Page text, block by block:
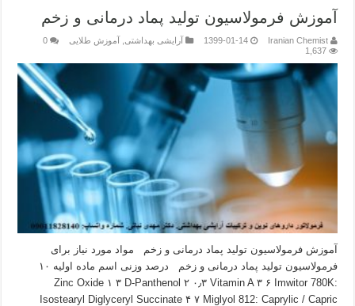
آموزش فرمولاسیون تولید پماد درمانی و زخم
Iranian Chemist
1399-01-14 آرایشی بهداشتی آموزش طلایی
0
1,637
آموزش فرمولاسیون تولید پماد درمانی و زخم مواد مورد نیاز برای
فرمولاسیون تولید پماد درمانی و زخم درصد وزنی اسم ماده اولیه ۱۰
Zinc Oxide ۱ ۳ D-Panthenol ۲ ۰٫۳ Vitamin A ۳ ۶ Imwitor 780K:
Isostearyl Diglyceryl Succinate ۴ ۷ Miglyol 812: Caprylic / Capric